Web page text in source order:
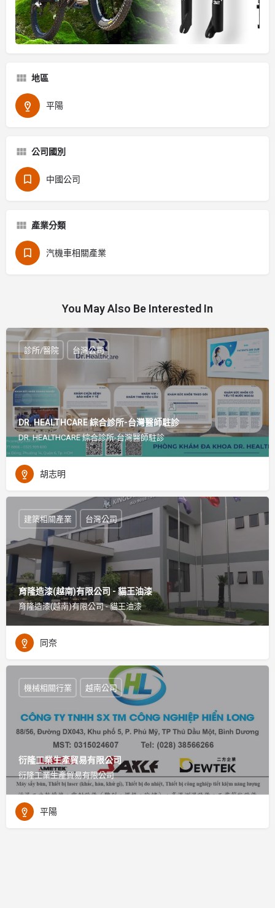
地區
平陽
公司國別
中國公司
產業分類
汽機車相關產業
You May Also Be Interested In
DR. HEALTHCARE 綜合診所-台灣醫師駐診
DR. HEALTHCARE 綜合診所-台灣醫師駐診
診所/醫院 台灣公司
胡志明
育隆造漆(越南)有限公司 - 貓王油漆
育隆造漆(越南)有限公司 - 貓王油漆
建築相關產業 台灣公司
同奈
衍隆工業生產貿易有限公司
衍隆工業生產貿易有限公司
機械相關行業 越南公司
平陽